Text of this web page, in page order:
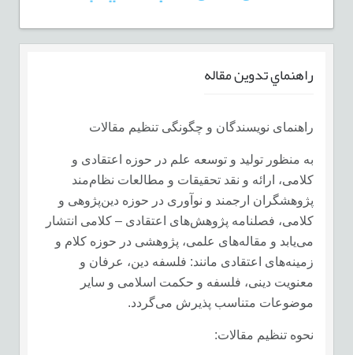
راهنماي تدوين مقاله
راهنمای نویسندگان و چگونگی تنظیم مقالات
به منظور تولید و توسعه علم در حوزه اعتقادی و
کلامی، ارائه و نقد تحقیقات و مطالعات نظام‌مند
پژوهشگران ارجمند و نوآوری در حوزه دین‌پژوهی و
کلامی، فصلنامه پژوهش‌های اعتقادی – کلامی انتشار
می‌یابد و مقاله‌های علمی، پژوهشی در حوزه کلام و
زمینه‌های اعتقادی مانند: فلسفه دین، عرفان و
معنویت دینی، فلسفه و حکمت اسلامی و سایر
موضوعات متناسب پذیرش می‌گردد.
نحوه تنظیم مقالات: